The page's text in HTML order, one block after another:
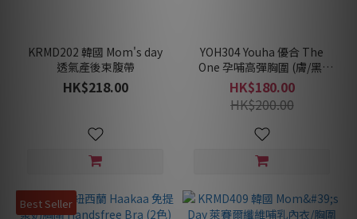
KRMD202 韓國 Mom's day
透氣產後束腹帶
HK$218.00
YOH304 Youha 優合 The
One 孕哺高彈胸圍 (膚/黑)
[孕婦/哺乳胸圍]♡
HK$180.00
HK$200.00
Best Seller